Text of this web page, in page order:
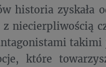
historia zyskała
niecierpliwością
takimi
które